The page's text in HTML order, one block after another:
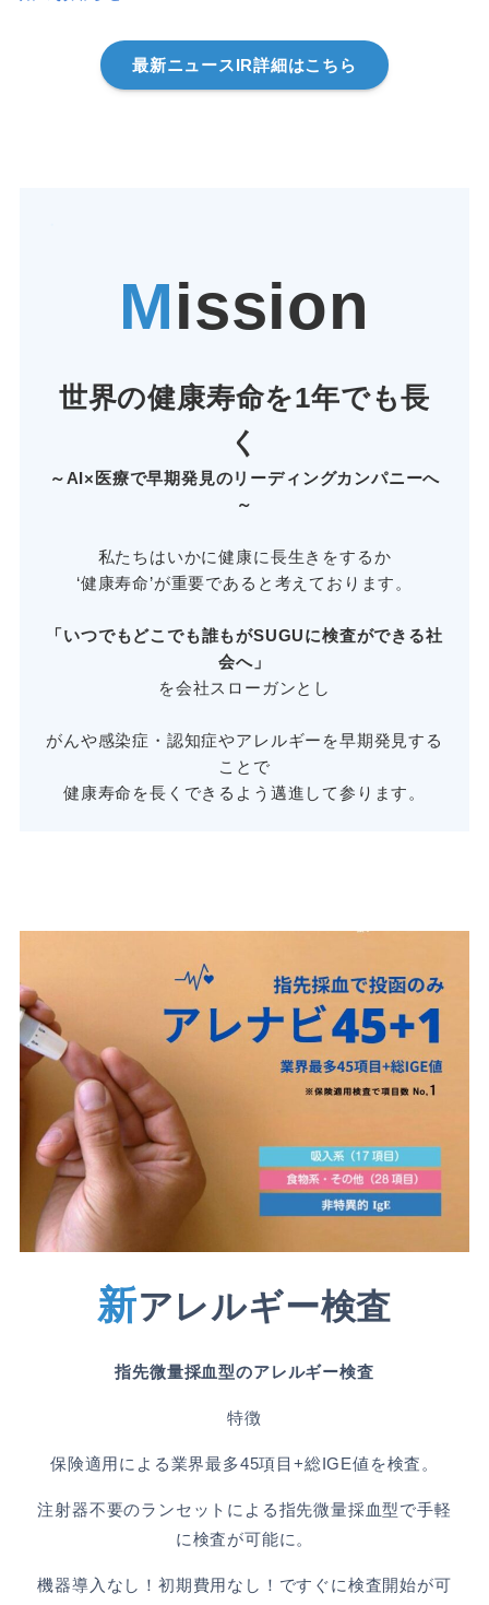
最新ニュースIR詳細はこちら
Mission
世界の健康寿命を1年でも長
く
～AI×医療で早期発見のリーディングカンパニーへ
～
私たちはいかに健康に長生きをするか
‘健康寿命’が重要であると考えております。
「いつでもどこでも誰もがSUGUに検査ができる社
会へ」
を会社スローガンとし
がんや感染症・認知症やアレルギーを早期発見する
ことで
健康寿命を長くできるよう邁進して参ります。
新アレルギー検査
指先微量採血型のアレルギー検査
特徴
保険適用による業界最多45項目+総IGE値を検査。
注射器不要のランセットによる指先微量採血型で手軽
に検査が可能に。
機器導入なし！初期費用なし！ですぐに検査開始が可